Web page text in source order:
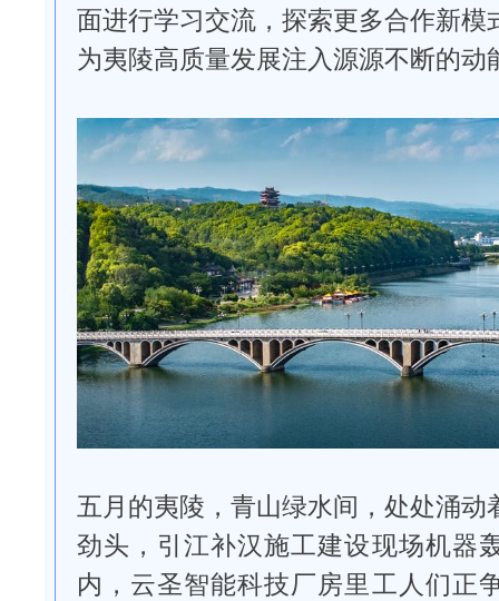
面进行学习交流，探索更多合作新模
为夷陵高质量发展注入源源不断的动
五月的夷陵，青山绿水间，处处涌动
劲头，引江补汉施工建设现场机器
内，云圣智能科技厂房里工人们正